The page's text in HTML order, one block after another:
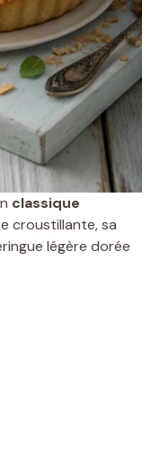
classique
croustillante, sa
légère dorée